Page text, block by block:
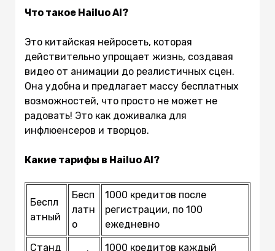
Что такое Hailuo AI?
Это китайская нейросеть, которая
действительно упрощает жизнь, создавая
видео от анимации до реалистичных сцен.
Она удобна и предлагает массу бесплатных
возможностей, что просто не может не
радовать! Это как доживалка для
инфлюенсеров и творцов.
Какие тарифы в Hailuo AI?
Беспл
атный
Бесп
латн
о
1000 кредитов после
регистрации, по 100
ежедневно
Станд
1000 кредитов каждый